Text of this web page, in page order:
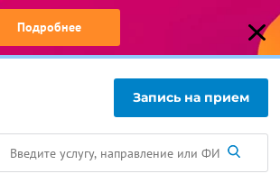
Подробнее
Запись на прием